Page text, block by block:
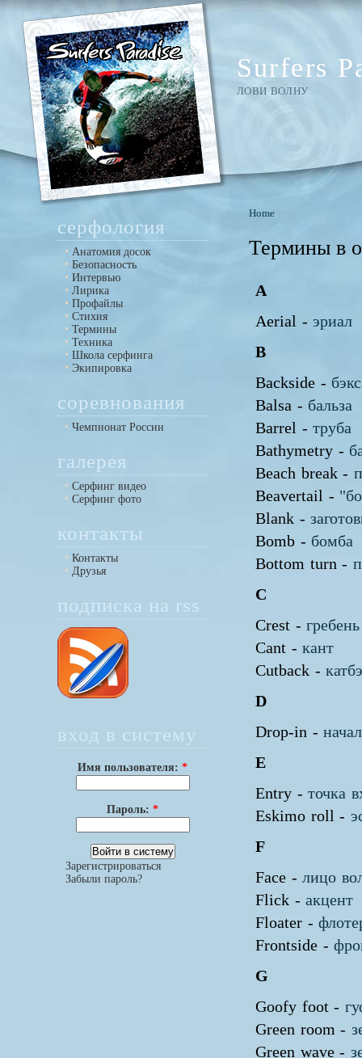
Surfers
ЛОВИ ВОЛНУ
серфология
Анатомия досок
Безопасность
Интервью
Лирика
Профайлы
Стихия
Термины
Техника
Школа серфинга
Экипировка
соревнования
Чемпионат России
галерея
Серфинг видео
Серфинг фото
контакты
Контакты
Друзья
подписка на rss
вход в систему
Имя пользователя:*
Пароль:*
Зарегистрироваться
Забыли пароль?
Home
Термины в
A
Aerial - эриал
B
Backside -
Balsa - бальза
Barrel -труба
Bathymetry -
Beach break -
Beavertail -
Blank -
Bomb - бомба
Bottom turn -
C
Crest -гребень
Cant -кант
Cutback -
D
Drop-in -
E
Entry -точка
Eskimo roll -
F
Face -лицо
Flick -акцент
Floater -
Frontside -
G
Goofy foot -
Green room -
Green wave -